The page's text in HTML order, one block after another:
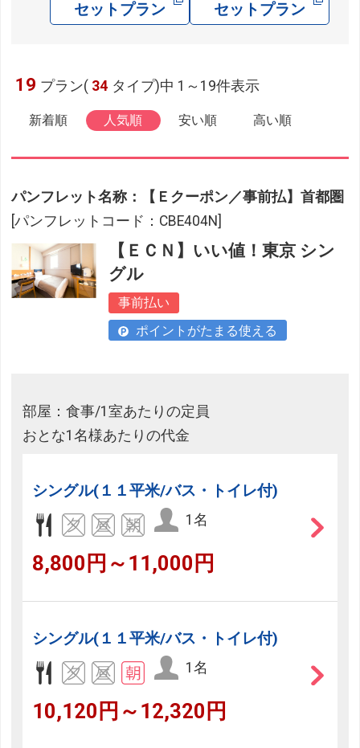
セットプラン
セットプラン
19 プラン( 34 タイプ)中 1～19件表示
新着順 人気順 安い順 高い順
パンフレット名称：【Ｅクーポン／事前払】首都圏
[パンフレットコード：CBE404N]
【ＥＣＮ】いい値！東京 シン
グル
事前払い
ポイントがたまる使える
部屋：食事/1室あたりの定員
おとな1名様あたりの代金
シングル(１１平米/バス・トイレ付)
1名
8,800円～11,000円
シングル(１１平米/バス・トイレ付)
1名
10,120円～12,320円